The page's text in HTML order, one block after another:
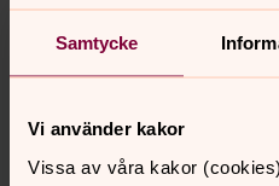
Samtycke
Vi använder kakor
Vissa av våra kakor